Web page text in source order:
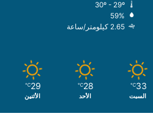
59%
2.65 كيلومتر/ساعة
33
℃
السبت
28
℃
الأحد
29
℃
الأثنين